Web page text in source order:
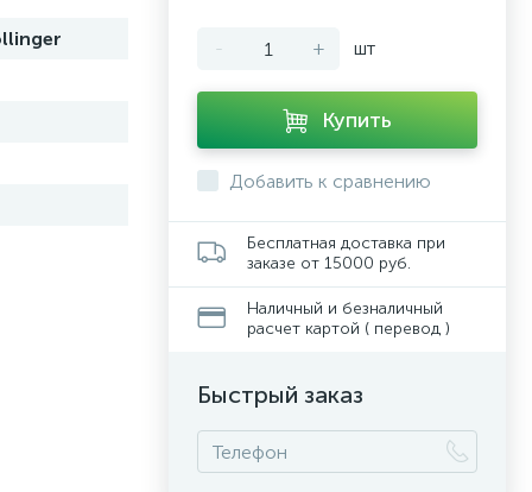
- + шт
Купить
Добавить к сравнению
Бесплатная доставка при
заказе от 15000 руб.
Наличный и безналичный
расчет картой ( перевод )
Быстрый заказ